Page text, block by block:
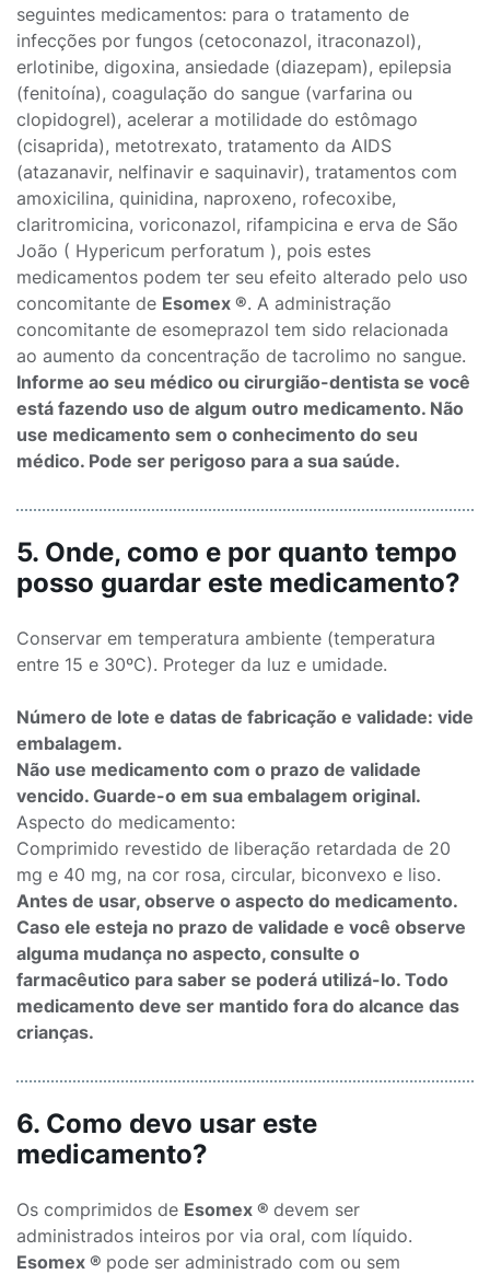
seguintes medicamentos: para o tratamento de
infecções por fungos (cetoconazol, itraconazol),
erlotinibe, digoxina, ansiedade (diazepam), epilepsia
(fenitoína), coagulação do sangue (varfarina ou
clopidogrel), acelerar a motilidade do estômago
(cisaprida), metotrexato, tratamento da AIDS
(atazanavir, nelfinavir e saquinavir), tratamentos com
amoxicilina, quinidina, naproxeno, rofecoxibe,
claritromicina, voriconazol, rifampicina e erva de São
João ( Hypericum perforatum ), pois estes
medicamentos podem ter seu efeito alterado pelo uso
concomitante de Esomex ®. A administração
concomitante de esomeprazol tem sido relacionada
ao aumento da concentração de tacrolimo no sangue.
Informe ao seu médico ou cirurgião-dentista se você
está fazendo uso de algum outro medicamento. Não
use medicamento sem o conhecimento do seu
médico. Pode ser perigoso para a sua saúde.
5. Onde, como e por quanto tempo
posso guardar este medicamento?
Conservar em temperatura ambiente (temperatura
entre 15 e 30ºC). Proteger da luz e umidade.
Número de lote e datas de fabricação e validade: vide
embalagem.
Não use medicamento com o prazo de validade
vencido. Guarde-o em sua embalagem original.
Aspecto do medicamento:
Comprimido revestido de liberação retardada de 20
mg e 40 mg, na cor rosa, circular, biconvexo e liso.
Antes de usar, observe o aspecto do medicamento.
Caso ele esteja no prazo de validade e você observe
alguma mudança no aspecto, consulte o
farmacêutico para saber se poderá utilizá-lo. Todo
medicamento deve ser mantido fora do alcance das
crianças.
6. Como devo usar este
medicamento?
Os comprimidos de Esomex ® devem ser
administrados inteiros por via oral, com líquido.
Esomex ® pode ser administrado com ou sem